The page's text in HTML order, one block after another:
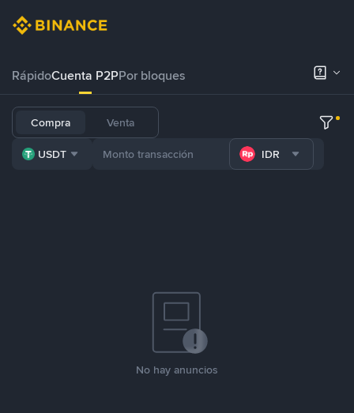
RápidoCuenta P2PPor bloques
Compra Venta
USDT IDR
No hay anuncios